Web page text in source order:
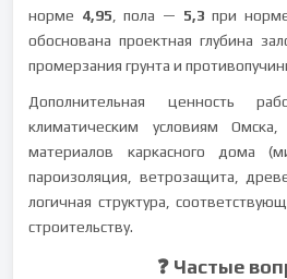
норме 4,95 , пола — 5,3 при
обоснована проектная глубина
промерзания грунта и
Дополнительная ценность
климатическим условиям
материалов каркасного дома
пароизоляция, ветрозащита,
логичная структура,
строительству.
❓ Частые